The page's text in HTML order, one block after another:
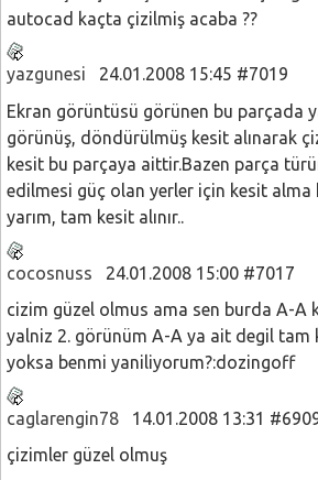
autocad kaçta çizilmiş acaba ??
yazgunesi 24.01.2008 15:45 #7019
Ekran görüntüsü görünen bu parçada
görünüş, döndürülmüş kesit alınarak
kesit bu parçaya aittir.Bazen parça
edilmesi güç olan yerler için kesit alma
yarım, tam kesit alınır..
cocosnuss 24.01.2008 15:00 #7017
cizim güzel olmus ama sen burda A-A
yalniz 2. görünüm A-A ya ait degil tam
yoksa benmi yaniliyorum?:dozingoff
caglarengin78 14.01.2008 13:31
çizimler güzel olmuş